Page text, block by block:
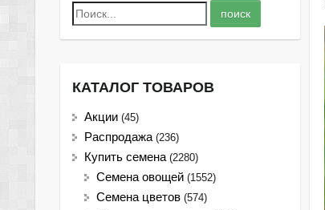
КАТАЛОГ ТОВАРОВ
Акции (45)
Распродажа (236)
Купить семена (2280)
Семена овощей (1552)
Семена цветов (574)